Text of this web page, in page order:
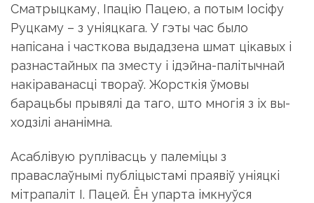
Сматрыцкаму, Iпацію Пацею, а потым Iосiфу
Руцкаму – з унiяцкага. У гэты час было
напiсана i часткова выдадзена шмат цiкавых i
разнастайных па зместу i iдэйна-палiтычнай
накiраванасцi твораў. Жорсткiя ўмовы
барацьбы прывялi да таго, што многiя з iх вы­
ходзiлi ананiмна.
Асаблiвую руплiвасць у палемiцы з
праваслаўнымi публiцыстамi праявiў унiяцкi
мiтрапалiт I. Пацей. Ён упарта iмкнуўся